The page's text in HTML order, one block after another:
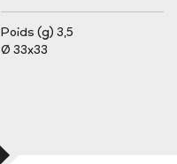
Poids (g) 3,5
Ø 33x33